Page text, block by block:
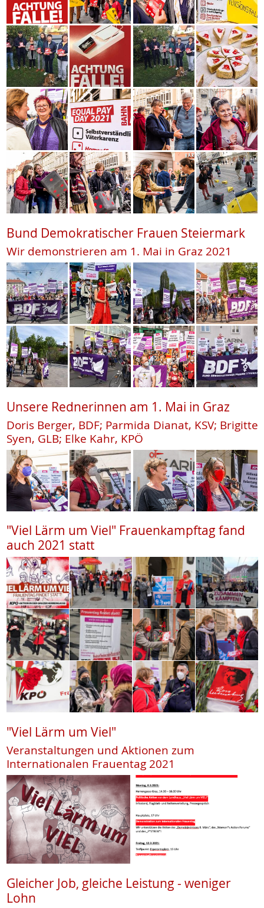
Bund Demokratischer Frauen Steiermark
Wir demonstrieren am 1. Mai in Graz 2021
Unsere Rednerinnen am 1. Mai in Graz
Doris Berger, BDF; Parmida Dianat, KSV; Brigitte
Syen, GLB; Elke Kahr, KPÖ
"Viel Lärm um Viel" Frauenkampftag fand
auch 2021 statt
"Viel Lärm um Viel"
Veranstaltungen und Aktionen zum
Internationalen Frauentag 2021
Gleicher Job, gleiche Leistung - weniger
Lohn